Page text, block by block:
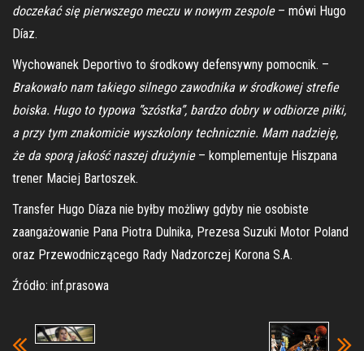
doczekać się pierwszego meczu w nowym zespole– mówi Hugo
Díaz.
Wychowanek Deportivo to środkowy defensywny pomocnik. –
Brakowało nam takiego silnego zawodnika w środkowej strefie
boiska. Hugo to typowa ”szóstka”, bardzo dobry w odbiorze piłki,
a przy tym znakomicie wyszkolony technicznie. Mam nadzieję,
że da sporą jakość naszej drużynie – komplementuje Hiszpana
trener Maciej Bartoszek.
Transfer Hugo Díaza nie byłby możliwy gdyby nie osobiste
zaangażowanie Pana Piotra Dulnika, Prezesa Suzuki Motor Poland
oraz Przewodniczącego Rady Nadzorczej Korona S.A.
Źródło: inf.prasowa